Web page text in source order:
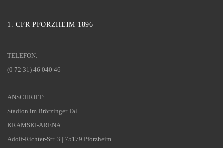
1. CFR PFORZHEIM 1896
TELEFON:
(0 72 31) 46 040 46
ANSCHRIFT:
Stadion im Brötzinger Tal
KRAMSKI-ARENA
Adolf-Richter-Str. 3 | 75179 Pforzheim